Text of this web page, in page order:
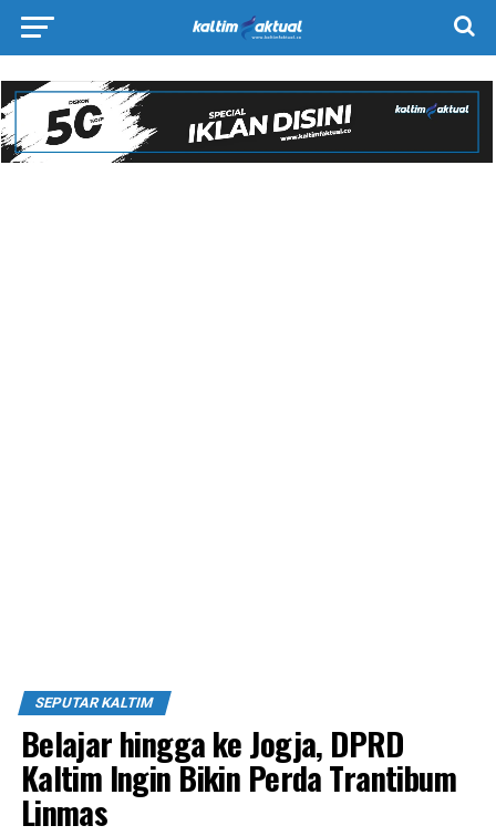
SEPUTAR KALTIM
Belajar hingga ke Jogja, DPRD
Kaltim Ingin Bikin Perda Trantibum
Linmas